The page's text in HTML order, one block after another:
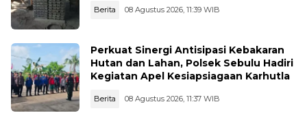
Berita 08 Agustus 2026, 11:39 WIB
Perkuat Sinergi Antisipasi Kebakaran
Hutan dan Lahan, Polsek Sebulu Hadiri
Kegiatan Apel Kesiapsiagaan Karhutla
Berita 08 Agustus 2026, 11:37 WIB